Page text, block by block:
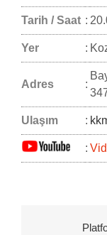
Tarih / Saat :
Yer :
Adres :
Ulaşım :
: